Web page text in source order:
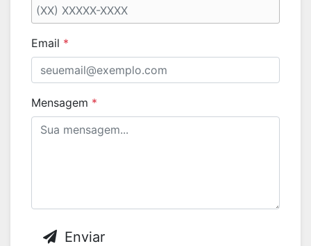
Email *
Mensagem *
Enviar